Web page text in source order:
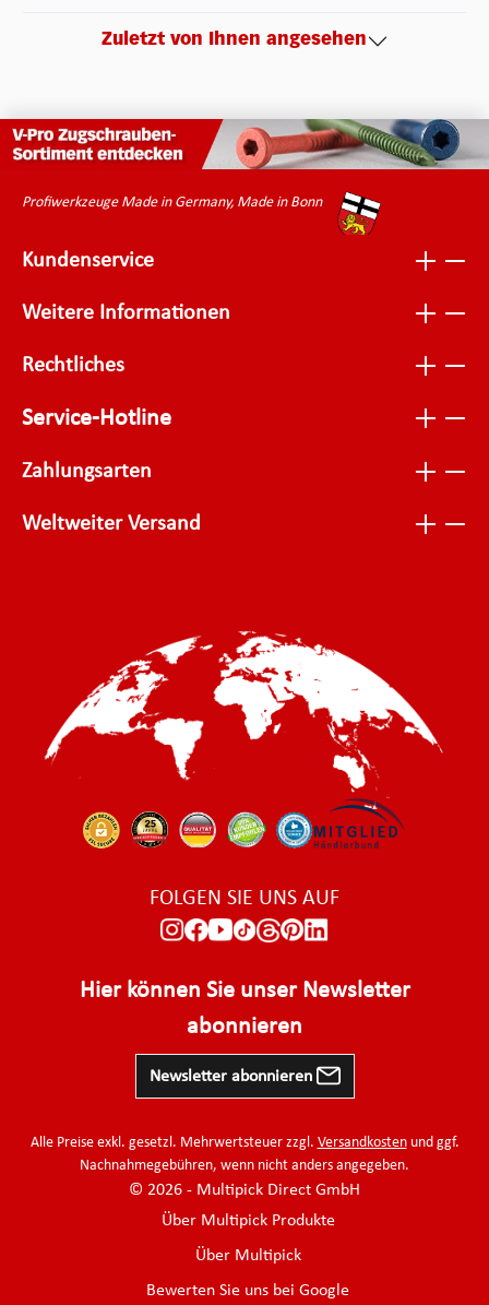
Zuletzt von Ihnen angesehen
Profiwerkzeuge Made in Germany, Made in Bonn
Kundenservice
Weitere Informationen
Rechtliches
Service-Hotline
Zahlungsarten
Weltweiter Versand
FOLGEN SIE UNS AUF
Hier können Sie unser Newsletter
abonnieren
Newsletter abonnieren
Alle Preise exkl. gesetzl. Mehrwertsteuer zzgl. Versandkostenund ggf.
Nachnahmegebühren, wenn nicht anders angegeben.
© 2026 - Multipick Direct GmbH
Über Multipick Produkte
Über Multipick
Bewerten Sie uns bei Google